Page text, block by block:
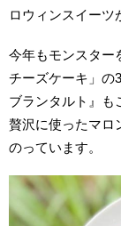
ロウィンスイーツ
今年もモンスター
チーズケーキ」の
ブランタルト』も
贅沢に使ったマロ
のっています。